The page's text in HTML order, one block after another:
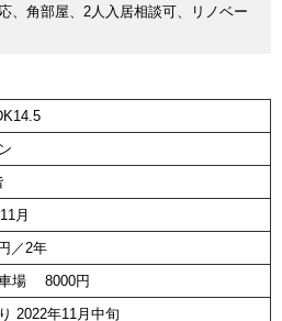
、角部屋、2人入居相談可、リノベー
月
／2年
場 8000円
2022年11月中旬